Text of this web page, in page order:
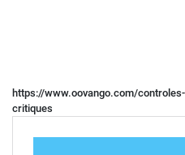
https://www.oovango.com/
critiques